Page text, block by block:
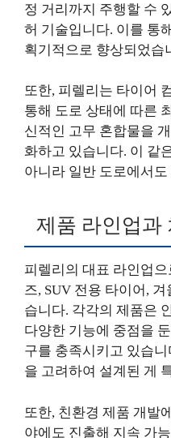
정 거리까지 주행할 수
허 기술입니다. 이를 통
획기적으로 향상되었습
또한, 피렐리는 타이어
통해 도로 상태에 따른
신적인 고무 혼합물을
화하고 있습니다. 이 같
아니라 일반 도로에서
제품 라인업과
피렐리의 대표 라인업으
즈, SUV 전용 타이어, 겨
습니다. 각각의 제품은
다양한 기능에 중점을
구를 충족시키고 있습
을 고려하여 설계된 게
또한, 친환경 제품 개발
야에도 진출해 지속 가